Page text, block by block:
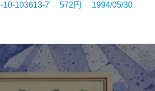
10-103613-7 572円 1994/05/30